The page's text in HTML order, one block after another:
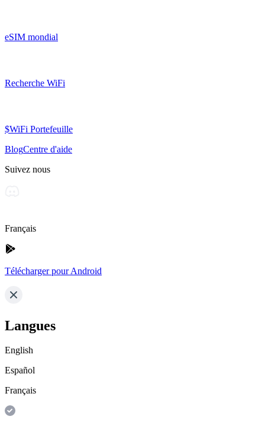
eSIM mondial
Recherche WiFi
$WiFi Portefeuille
BlogCentre d'aide
Suivez nous
Français
Télécharger pour Android
Langues
English
Español
Français